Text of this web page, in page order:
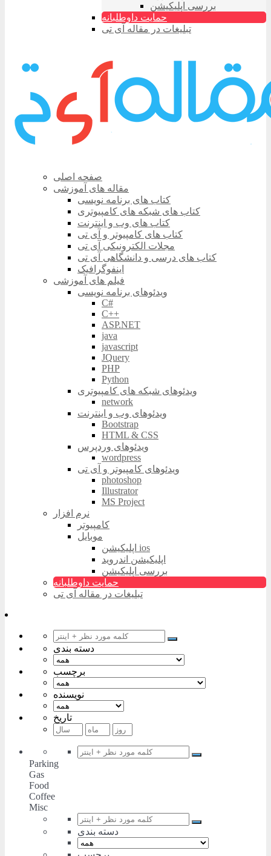
بررسی اپلیکیشن
حمایت داوطلبانه
تبلیغات در مقاله آی تی
صفحه اصلی
مقاله های آموزشی
کتاب های برنامه نویسی
کتاب های شبکه های کامپیوتری
کتاب های وب و اینترنت
کتاب های کامپیوتر و آی تی
مجلات الکترونیکی آی تی
کتاب های درسی و دانشگاهی آی تی
اینفوگرافیک
فیلم های آموزشی
ویدئوهای برنامه نویسی
C#
C++
ASP.NET
java
javascript
JQuery
PHP
Python
ویدئوهای شبکه های کامپیوتری
network
ویدئوهای وب و اینترنت
Bootstrap
HTML & CSS
ویدئوهای وردپرس
wordpress
ویدئوهای کامپیوتر و آی تی
photoshop
Illustrator
MS Project
نرم افزار
کامپیوتر
موبایل
اپلیکیشن ios
اپلیکیشن اندروید
بررسی اپلیکیشن
حمایت داوطلبانه
تبلیغات در مقاله آی تی
دسته بندی
برچسب
نویسنده
تاریخ
Parking
Gas
Food
Coffee
Misc
دسته بندی